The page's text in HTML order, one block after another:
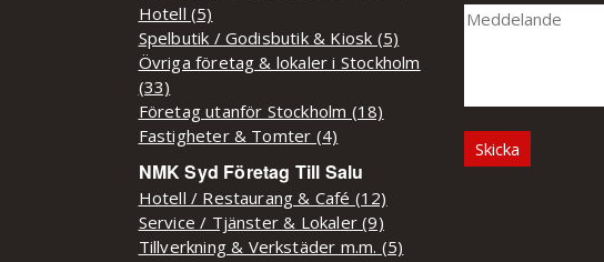
Hotell (5)
Spelbutik / Godisbutik & Kiosk (5)
Övriga företag & lokaler i Stockholm
(33)
Företag utanför Stockholm (18)
Fastigheter & Tomter (4)
NMK Syd Företag Till Salu
Hotell / Restaurang & Café (12)
Service / Tjänster & Lokaler (9)
Tillverkning & Verkstäder m.m. (5)